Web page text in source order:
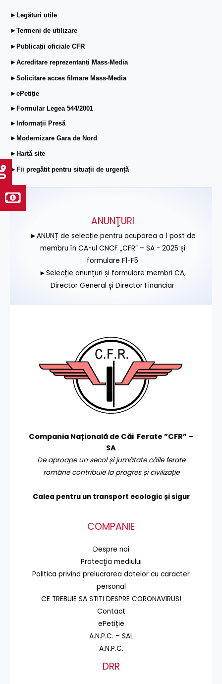
►Legături utile
►Termeni de utilizare
►Publicații oficiale CFR
►Acreditare reprezentanți Mass-Media
►Solicitare acces filmare Mass-Media
►ePetiție
►Formular Legea 544/2001
►Informații Presă
►Modernizare Gara de Nord
►Hartă site
►Fii pregătit pentru situații de urgență
ANUNŢURI
►ANUNȚ de selecție pentru ocuparea a 1 post de
membru în CA-ul CNCF „CFR” – SA - 2025 și
formulare F1-F5
►Selecție anunțuri și formulare membri CA,
Director General și Director Financiar
Compania Națională de Căi Ferate ”CFR” –
SA
De aproape un secol și jumătate căile ferate
române contribuie la progres și civilizație
Calea pentru un transport ecologic și sigur
COMPANIE
Despre noi
Protecţia mediului
Politica privind prelucrarea datelor cu caracter
personal
CE TREBUIE SA STITI DESPRE CORONAVIRUS!
Contact
ePetiție
A.N.P.C. – SAL
A.N.P.C.
DRR